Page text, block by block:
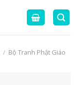
/ Bộ Tranh Phật Giáo